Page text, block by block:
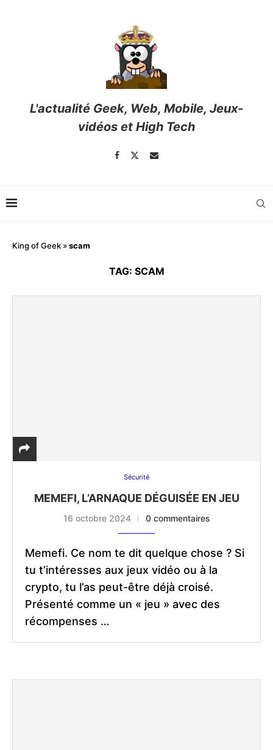
L'actualité Geek, Web, Mobile, Jeux-
vidéos et High Tech
King of Geek »scam
TAG: SCAM
Sécurité
MEMEFI, L’ARNAQUE DÉGUISÉE EN JEU
16 octobre 2024 0 commentaires
Memefi. Ce nom te dit quelque chose ? Si
tu t’intéresses aux jeux vidéo ou à la
crypto, tu l’as peut-être déjà croisé.
Présenté comme un « jeu » avec des
récompenses …